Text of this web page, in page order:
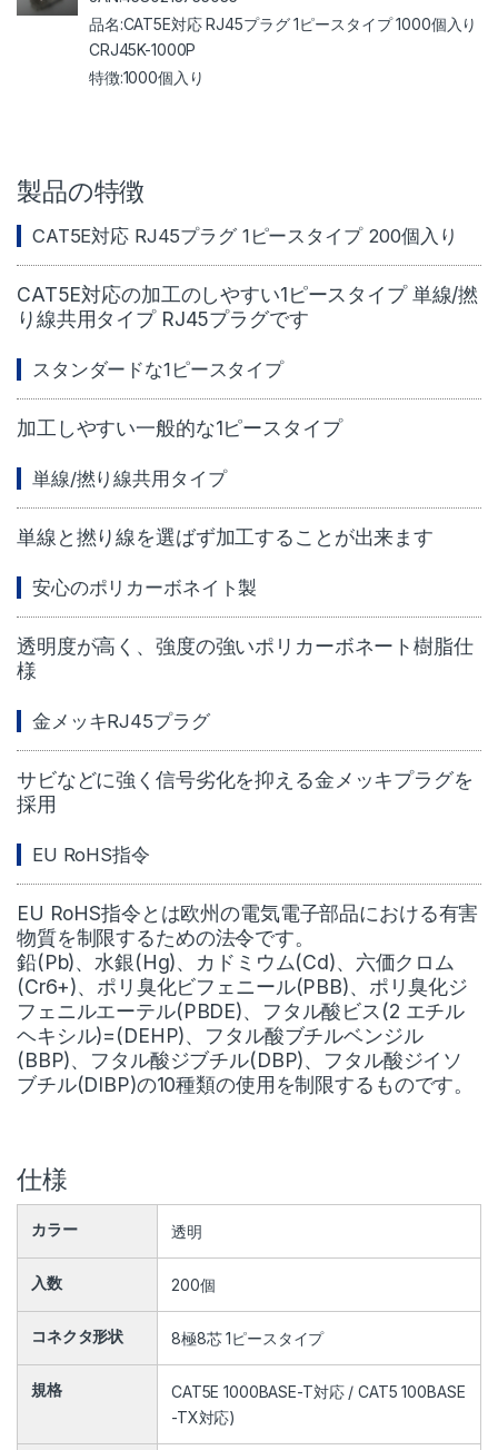
CAT5E対応 RJ45プラグ 1ピースタイプ 1000個入り
CRJ45K-1000P
1000個入り
製品の特徴
CAT5E対応 RJ45プラグ 1ピースタイプ 200個入り
CAT5E対応の加工のしやすい1ピースタイプ 単線/撚
り線共用タイプ RJ45プラグです
スタンダードな1ピースタイプ
加工しやすい一般的な1ピースタイプ
単線/撚り線共用タイプ
単線と撚り線を選ばず加工することが出来ます
安心のポリカーボネイト製
透明度が高く、強度の強いポリカーボネート樹脂仕
様
金メッキRJ45プラグ
サビなどに強く信号劣化を抑える金メッキプラグを
採用
EU RoHS指令
EU RoHS指令とは欧州の電気電子部品における有害
物質を制限するための法令です。
鉛(Pb)、水銀(Hg)、カドミウム(Cd)、六価クロム
(Cr6+)、ポリ臭化ビフェニール(PBB)、ポリ臭化ジ
フェニルエーテル(PBDE)、フタル酸ビス(2 エチル
ヘキシル)=(DEHP)、フタル酸ブチルベンジル
(BBP)、フタル酸ジブチル(DBP)、フタル酸ジイソ
ブチル(DIBP)の10種類の使用を制限するものです。
仕様
カラー 透明
入数 200個
コネクタ形状 8極8芯 1ピースタイプ
規格
CAT5E 1000BASE-T対応 / CAT5 100BASE
-TX対応)